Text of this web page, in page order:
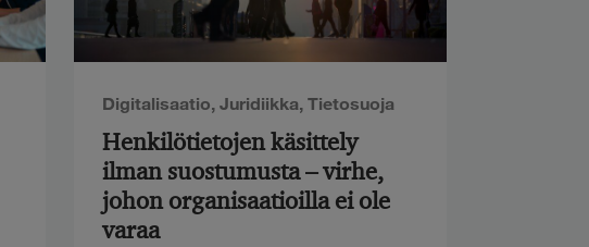
Digitalisaatio, Juridiikka, Tietosuoja
Henkilötietojen käsittely
ilman suostumusta – virhe,
johon organisaatioilla ei ole
varaa